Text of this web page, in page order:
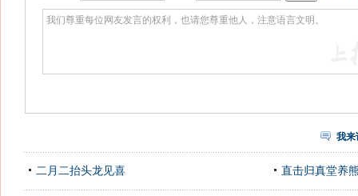
我来
二月二抬头龙见喜 直击归真堂养